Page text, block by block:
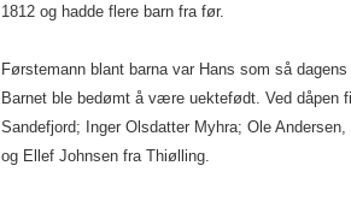
1812 og hadde flere barn fra før.
Førstemann blant barna var Hans som så
Barnet ble bedømt å være uektefødt. Ved dåpen
Sandefjord; Inger Olsdatter Myhra; Ole
og Ellef Johnsen fra Thiølling.